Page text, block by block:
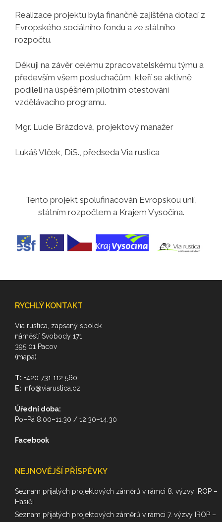
Realizace projektu byla finančně zajištěna dotací z
Evropského sociálního fondu a ze státního
rozpočtu.
Děkuji na závěr celému zpracovatelskému týmu a
především všem posluchačům, kteří se aktivně
podíleli na úspěšném pilotním otestování
vzdělávacího programu.
Mgr. Lucie Brázdová, projektový manažer
Lukáš Vlček, DiS., předseda Via rustica
Tento projekt spolufinacován Evropskou unií,
státním rozpočtem a Krajem Vysočina.
RYCHLÝ KONTAKT
Via rustica, zapsaný spolek
náměstí Svobody 171
395 01 Pacov
(mapa)
T: +420 731 112 560
E: info@viarustica.cz
Úřední doba:
Po–Pá 8.00–11.30 / 12.30–14.30
Facebook
NEJNOVĚJŠÍ PŘÍSPĚVKY
Seznam přijatých projektových záměrů v rámci 8. výzvy IROP –
Hasiči
Seznam přijatých projektových záměrů v rámci 7. výzvy IROP –